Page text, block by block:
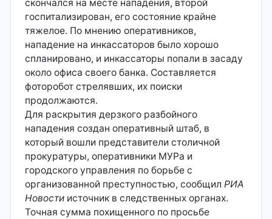
скончался на месте нападения, второй
госпитализирован, его состояние крайне
тяжелое. По мнению оперативников,
нападение на инкассаторов было хорошо
спланировано, и инкассаторы попали в засаду
около офиса своего банка. Составляется
фоторобот стрелявших, их поиски
продолжаются.
Для раскрытия дерзкого разбойного
нападения создан оперативный штаб, в
который вошли представители столичной
прокуратуры, оперативники МУРа и
городского управления по борьбе с
организованной преступностью, сообщил РИА
Новости источник в следственных органах.
Точная сумма похищенного по просьбе